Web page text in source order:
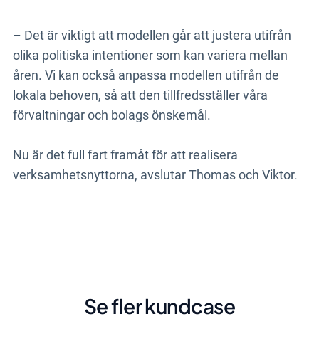
– Det är viktigt att modellen går att justera utifrån
olika politiska intentioner som kan variera mellan
åren. Vi kan också anpassa modellen utifrån de
lokala behoven, så att den tillfredsställer våra
förvaltningar och bolags önskemål.
Nu är det full fart framåt för att realisera
verksamhetsnyttorna, avslutar Thomas och Viktor.
Se fler kundcase